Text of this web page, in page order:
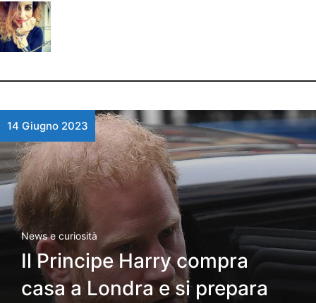
14 Giugno 2023
News e curiosità
Il Principe Harry compra
casa a Londra e si prepara